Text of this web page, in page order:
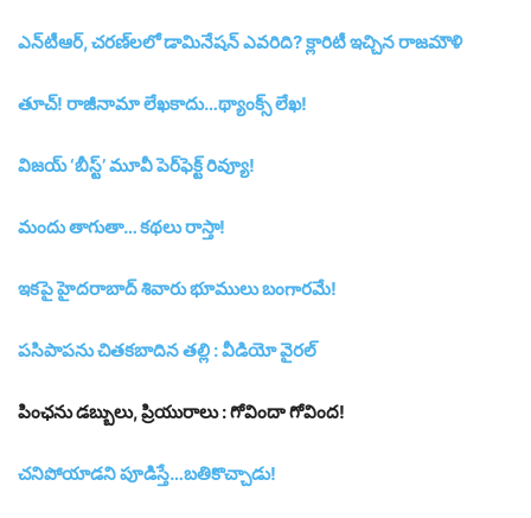
ఎన్‌టీఆర్‌, చరణ్‌లలో డామినేషన్‌ ఎవరిది? క్లారిటీ ఇచ్చిన రాజమౌళి
తూచ్‌! రాజీనామా లేఖకాదు…థ్యాంక్స్‌ లేఖ!
విజయ్‌ ‘బీస్ట్‌’ మూవీ పెర్‌ఫెక్ట్‌ రివ్యూ!
మందు తాగుతా… కథలు రాస్తా!
ఇకపై హైదరాబాద్‌ శివారు భూములు బంగారమే!
పసిపాపను చితకబాదిన తల్లి : వీడియో వైరల్‌
పింఛ‌ను డ‌బ్బులు, ప్రియురాలు : గోవిందా గోవింద!
చ‌నిపోయాడ‌ని పూడిస్తే…బ‌తికొచ్చాడు!